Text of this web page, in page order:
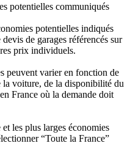
potentielles communiqués
potentielles indiqués
de garages référencés sur
prix individuels.
peuvent varier en fonction de
la voiture, de la disponibilité du
France où la demande doit
les plus larges économies
“Toute la France”